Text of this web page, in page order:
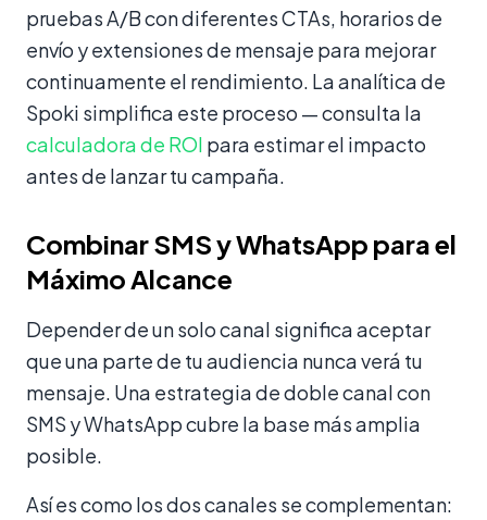
pruebas A/B con diferentes CTAs, horarios de
envío y extensiones de mensaje para mejorar
continuamente el rendimiento. La analítica de
Spoki simplifica este proceso — consulta la
calculadora de ROI para estimar el impacto
antes de lanzar tu campaña.
Combinar SMS y WhatsApp para el
Máximo Alcance
Depender de un solo canal significa aceptar
que una parte de tu audiencia nunca verá tu
mensaje. Una estrategia de doble canal con
SMS y WhatsApp cubre la base más amplia
posible.
Así es como los dos canales se complementan: